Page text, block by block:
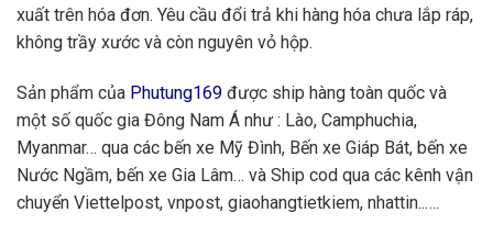
xuất trên hóa đơn. Yêu cầu đổi trả khi hàng hóa chưa lắp ráp,
không trầy xước và còn nguyên vỏ hộp.
Sản phẩm của Phutung169 được ship hàng toàn quốc và
một số quốc gia Đông Nam Á như : Lào, Camphuchia,
Myanmar… qua các bến xe Mỹ Đình, Bến xe Giáp Bát, bến xe
Nước Ngầm, bến xe Gia Lâm… và Ship cod qua các kênh vận
chuyển Viettelpost, vnpost, giaohangtietkiem, nhattin..….